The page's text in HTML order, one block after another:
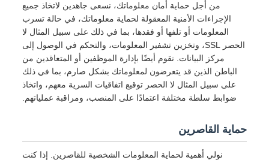
من أجل حماية أمان معلوماتك، نسعى جاهدين لاتخاذ جميع
الإجراءات الأمنية المعقولة لحماية معلوماتك، في حالة تسرب
المعلومات أو تلفها أو فقدها، بما في ذلك على سبيل المثال لا
الحصر SSL، وتخزين تشفير المعلومات، والتحكم في الوصول إلى
مركز البيانات. نقوم أيضًا بإدارة الموظفين أو المتعاقدين من
الباطن الذين قد يتعرضون لمعلوماتك بشكل صارم، بما في ذلك
على سبيل المثال لا الحصر توقيع اتفاقيات السرية معهم، واتخاذ
ضوابط سلطة مختلفة اعتمادًا على المنصب، ومراقبة عملياتهم.
حماية القاصرين
نولي أهمية لحماية المعلومات الشخصية للقاصرين. إذا كنت